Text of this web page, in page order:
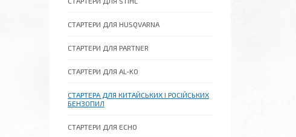
СТАРТЕРИ ДЛЯ HUSQVARNA
СТАРТЕРИ ДЛЯ PARTNER
СТАРТЕРИ ДЛЯ AL-KO
СТАРТЕРА ДЛЯ КИТАЙСЬКИХ І РОСІЙСЬКИХ
БЕНЗОПИЛ
СТАРТЕРИ ДЛЯ ECHO